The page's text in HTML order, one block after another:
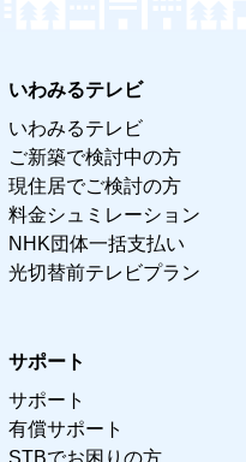
いわみるテレビ
いわみるテレビ
ご新築で検討中の方
現住居でご検討の方
料金シュミレーション
NHK団体一括支払い
光切替前テレビプラン
サポート
サポート
有償サポート
STBでお困りの方